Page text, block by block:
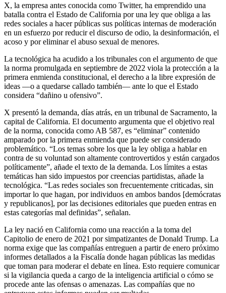
X, la empresa antes conocida como Twitter, ha emprendido una
batalla contra el Estado de California por una ley que obliga a las
redes sociales a hacer públicas sus políticas internas de moderación
en un esfuerzo por reducir el discurso de odio, la desinformación, el
acoso y por eliminar el abuso sexual de menores.
La tecnológica ha acudido a los tribunales con el argumento de que
la norma promulgada en septiembre de 2022 viola la protección a la
primera enmienda constitucional, el derecho a la libre expresión de
ideas —o a quedarse callado también— ante lo que el Estado
considera “dañino u ofensivo”.
X presentó la demanda, días atrás, en un tribunal de Sacramento, la
capital de California. El documento argumenta que el objetivo real
de la norma, conocida como AB 587, es “eliminar” contenido
amparado por la primera enmienda que puede ser considerado
problemático. “Los temas sobre los que la ley obliga a hablar en
contra de su voluntad son altamente controvertidos y están cargados
políticamente”, añade el texto de la demanda. Los límites a estas
temáticas han sido impuestos por creencias partidistas, añade la
tecnológica. “Las redes sociales son frecuentemente criticadas, sin
importar lo que hagan, por individuos en ambos bandos [demócratas
y republicanos], por las decisiones editoriales que pueden entras en
estas categorías mal definidas”, señalan.
La ley nació en California como una reacción a la toma del
Capitolio de enero de 2021 por simpatizantes de Donald Trump. La
norma exige que las compañías entreguen a partir de enero próximo
informes detallados a la Fiscalía donde hagan públicas las medidas
que toman para moderar el debate en línea. Esto requiere comunicar
si la vigilancia queda a cargo de la inteligencia artificial o cómo se
procede ante las ofensas o amenazas. Las compañías que no